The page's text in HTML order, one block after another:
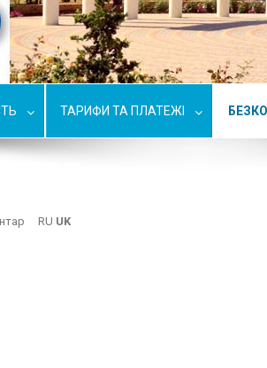
ТАРИФИ ТА ПЛАТЕЖІ
RU UK